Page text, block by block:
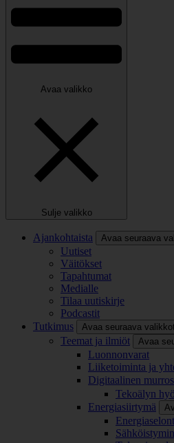
Avaa valikko
Sulje valikko
Ajankohtaista Avaa seuraava
Uutiset
Väitökset
Tapahtumat
Medialle
Tilaa uutiskirje
Podcastit
Tutkimus
Avaa seuraava
Teemat ja ilmiöt Avaa
Luonnonvarat
Liiketoiminta ja
Digitaalinen murros
Tekoälyn
Energiasiirtymä